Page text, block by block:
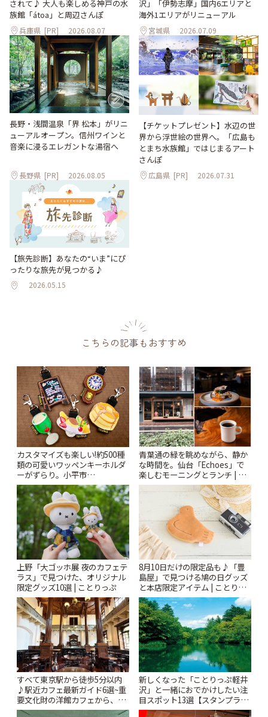
されて♪ 大人も楽しめる神戸の水
族館「átoa」と周辺さんぽ
兵庫県 [PR] 2026.08.07
沢」「伊勢志摩」国内6エリアと
海外1エリアがリニューアル
宮城県 2026.07.09
長野・浅間温泉「界 松本」がリニ
ューアルオープン。信州ワインと
音楽に浸るエレガントな湯宿へ
長野県 [PR] 2026.08.05
【チケットプレゼント】水辺の世
界から浮世絵の世界へ。「広島も
とまち水族館」ではじまるアート
さんぽ
広島県 [PR] 2026.07.31
【旅先診断】あなたの“いま”にぴ
ったりな旅先が見つかる♪
2026.05.15
こちらの記事もおすすめ
カスタマイズも楽しい!約500種
類の可愛いワッペンキーホルダ
ーがずらり。小平市
「Kimamaya T&K」 | ことりっ
ぷ
青葉通の緑を眺めながら、静か
な時間を。仙台「Echoes」で
楽しむモーニングとランチ | こ
とりっぷ
上野「大ゴッホ展 夜のカフェテ
ラス」で見つけた、オリジナル
限定グッズ10選 | ことりっぷ
8月10日だけの限定品も♪「豊
島屋」で見つける鳩の日グッズ
と本店限定アイテム | ことりっ
ぷ
すべて東京駅から徒歩5分以内
♪駅近カフェ最新ガイド6選~重
要文化財の洋館カフェから、改
札すぐのレトロ喫茶まで~ | こと
新しくなった「ことりっぷ軽井
沢」と一緒におでかけしたい注
目スポット13選【スタンプラリ
ー開催中】 | ことりっぷ